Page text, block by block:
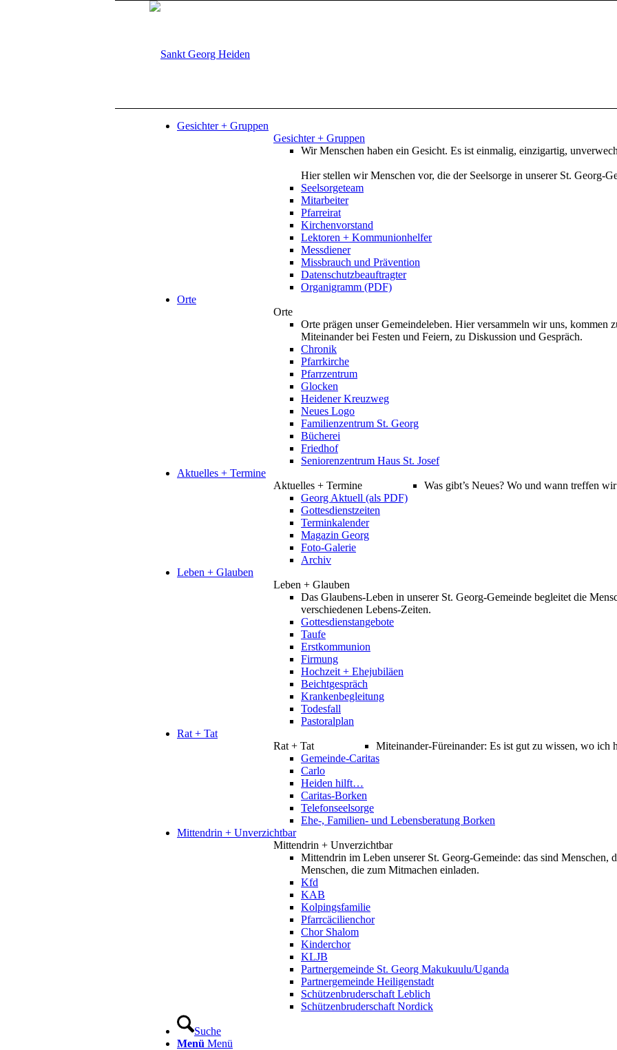
Gesichter + Gruppen
Gesichter + Gruppen
Wir Menschen haben ein Gesicht. Es ist einmalig, einzigartig,
Hier stellen wir Menschen vor, die der Seelsorge in unserer St. Georg-
Seelsorgeteam
Mitarbeiter
Pfarreirat
Kirchenvorstand
Lektoren + Kommunionhelfer
Messdiener
Missbrauch und Prävention
Datenschutzbeauftragter
Organigramm (PDF)
Orte
Orte
Orte prägen unser Gemeindeleben. Hier versammeln wir uns, kommen
Miteinander bei Festen und Feiern, zu Diskussion und Gespräch.
Chronik
Pfarrkirche
Pfarrzentrum
Glocken
Heidener Kreuzweg
Neues Logo
Familienzentrum St. Georg
Bücherei
Friedhof
Seniorenzentrum Haus St. Josef
Aktuelles + Termine
Aktuelles + Termine
Was gibt’s Neues? Wo und wann treffen
Georg Aktuell (als PDF)
Gottesdienstzeiten
Terminkalender
Magazin Georg
Foto-Galerie
Archiv
Leben + Glauben
Leben + Glauben
Das Glaubens-Leben in unserer St. Georg-Gemeinde begleitet die
verschiedenen Lebens-Zeiten.
Gottesdienstangebote
Taufe
Erstkommunion
Firmung
Hochzeit + Ehejubiläen
Beichtgespräch
Krankenbegleitung
Todesfall
Pastoralplan
Rat + Tat
Rat + Tat
Miteinander-Füreinander: Es ist gut zu wissen, wo ich
Gemeinde-Caritas
Carlo
Heiden hilft…
Caritas-Borken
Telefonseelsorge
Ehe-, Familien- und Lebensberatung Borken
Mittendrin + Unverzichtbar
Mittendrin + Unverzichtbar
Mittendrin im Leben unserer St. Georg-Gemeinde: das sind Menschen,
Menschen, die zum Mitmachen einladen.
Kfd
KAB
Kolpingsfamilie
Pfarrcäcilienchor
Chor Shalom
Kinderchor
KLJB
Partnergemeinde St. Georg Makukuulu/Uganda
Partnergemeinde Heiligenstadt
Schützenbruderschaft Leblich
Schützenbruderschaft Nordick
Suche
Menü Menü